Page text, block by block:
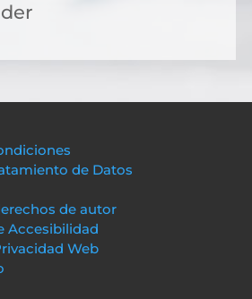
de Datos
de autor
Accesibilidad
Web